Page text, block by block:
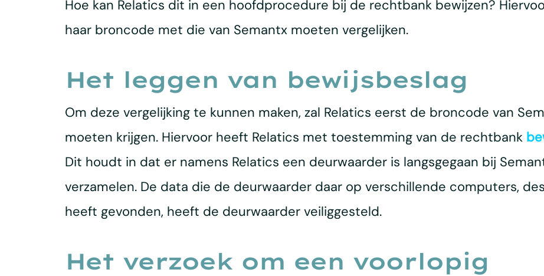
Hoe kan Relatics dit in een hoofdprocedure bij de rechtbank bewijzen?
haar broncode met die van Semantx moeten vergelijken.
Het leggen van bewijsbeslag
Om deze vergelijking te kunnen maken, zal Relatics eerst de broncode van
moeten krijgen. Hiervoor heeft Relatics met toestemming van de rechtbank
Dit houdt in dat er namens Relatics een deurwaarder is langsgegaan bij
verzamelen. De data die de deurwaarder daar op verschillende computers,
heeft gevonden, heeft de deurwaarder veiliggesteld.
Het verzoek om een voorlopig